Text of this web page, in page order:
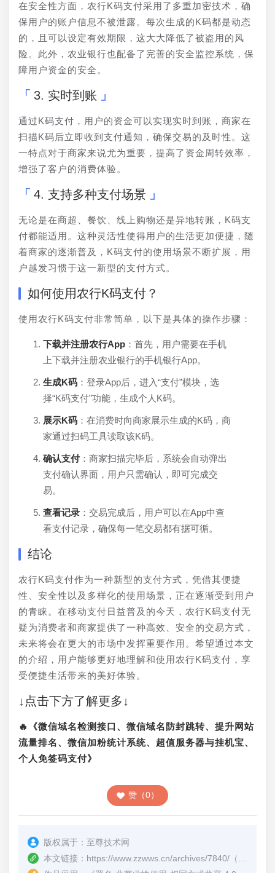
在安全性方面，农行K码支付采用了多重加密技术，确
保用户的账户信息不被泄露。每次生成的K码都是动态
的，且可以设定有效期限，这大大降低了被盗用的风
险。此外，农业银行也配备了完善的安全监控系统，保
障用户资金的安全。
3. 实时到账
通过K码支付，用户的资金可以实现实时到账，商家在
扫描K码后立即收到支付通知，确保交易的及时性。这
一特点对于商家来说尤为重要，提高了资金周转效率，
增强了客户的消费体验。
4. 支持多种支付场景
无论是在商超、餐饮、线上购物还是异地转账，K码支
付都能适用。这种灵活性使得用户的生活更加便捷，随
着商家的逐渐普及，K码支付的使用场景不断扩展，用
户越发习惯于这一新型的支付方式。
如何使用农行K码支付？
使用农行K码支付非常简单，以下是具体的操作步骤：
下载并注册农行App ：首先，用户需要在手机
上下载并注册农业银行的手机银行App。
生成K码 ：登录App后，进入“支付”模块，选
择“K码支付”功能，生成个人K码。
展示K码 ：在消费时向商家展示生成的K码，商
家通过扫码工具读取该K码。
确认支付：商家扫描完毕后，系统会自动弹出
支付确认界面，用户只需确认，即可完成交
易。
查看记录 ：交易完成后，用户可以在App中查
看支付记录，确保每一笔交易都有据可循。
结论
农行K码支付作为一种新型的支付方式，凭借其便捷
性、安全性以及多样化的使用场景，正在逐渐受到用户
的青睐。在移动支付日益普及的今天，农行K码支付无
疑为消费者和商家提供了一种高效、安全的交易方式，
未来将会在更大的市场中发挥重要作用。希望通过本文
的介绍，用户能够更好地理解和使用农行K码支付，享
受便捷生活带来的美好体验。
↓点击下方了解更多↓
🔥《微信域名检测接口、微信域名防封跳转、提升网站
流量排名、微信加粉统计系统、超值服务器与挂机宝、
个人免签码支付》
赞（0）
版权属于： 至尊技术网
本文链接： https://www.zzwws.cn/archives/7840/ （转载时请注明本文出处及文章链接）